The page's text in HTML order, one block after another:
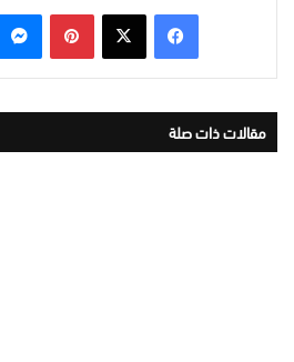
بينتيريست
مقالات ذات صلة